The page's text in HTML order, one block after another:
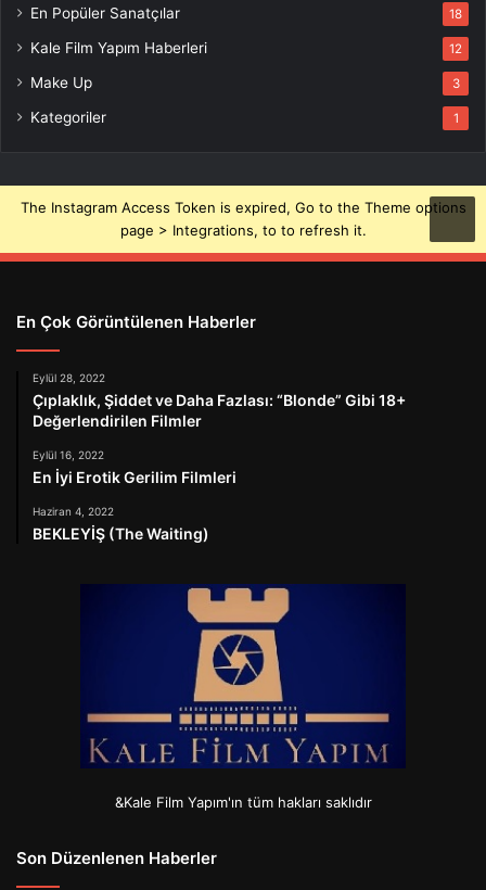
En Popüler Sanatçılar 18
Kale Film Yapım Haberleri 12
Make Up 3
Kategoriler 1
The Instagram Access Token is expired, Go to the Theme options
page > Integrations, to to refresh it.
En Çok Görüntülenen Haberler
Eylül 28, 2022
Çıplaklık, Şiddet ve Daha Fazlası: “Blonde” Gibi 18+
Değerlendirilen Filmler
Eylül 16, 2022
En İyi Erotik Gerilim Filmleri
Haziran 4, 2022
BEKLEYİŞ (The Waiting)
&Kale Film Yapım'ın tüm hakları saklıdır
Son Düzenlenen Haberler